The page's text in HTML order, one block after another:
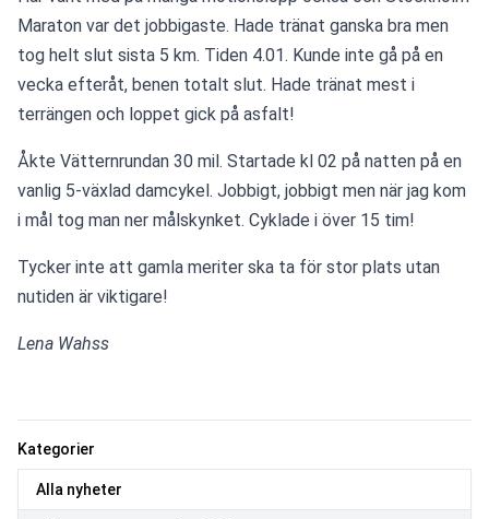
Kategorier
Alla nyheter
Maraton var det jobbigaste. Hade tränat ganska bra men
tog helt slut sista 5 km. Tiden 4.01. Kunde inte gå på en
vecka efteråt, benen totalt slut. Hade tränat mest i
terrängen och loppet gick på asfalt!
Åkte Vätternrundan 30 mil. Startade kl 02 på natten på en
vanlig 5-växlad damcykel. Jobbigt, jobbigt men när jag kom
i mål tog man ner målskynket. Cyklade i över 15 tim!
Tycker inte att gamla meriter ska ta för stor plats utan
nutiden är viktigare!
Lena Wahss